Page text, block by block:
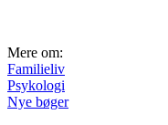
Mere om:
Familieliv
Psykologi
Nye bøger